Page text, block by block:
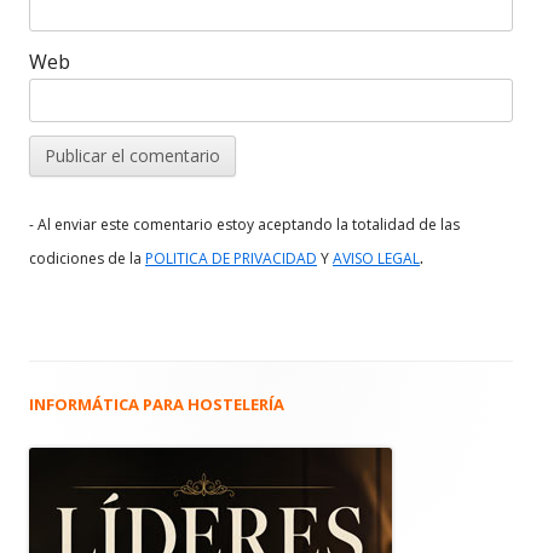
Web
- Al enviar este comentario estoy aceptando la totalidad de las
codiciones de la POLITICA DE PRIVACIDAD YAVISO LEGAL.
Barra
principal
INFORMÁTICA PARA HOSTELERÍA